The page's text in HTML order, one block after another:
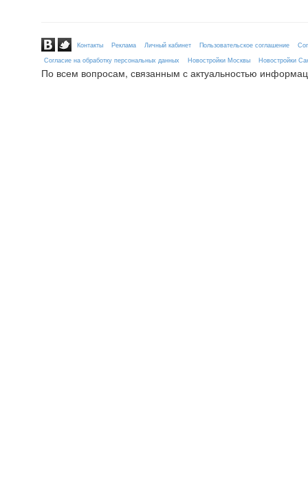
Контакты Реклама Личный кабинет Пользовательское соглашение
Согласие на обработку персональных данных
Новостройки Москвы Новостройки
По всем вопросам, связанным с актуальностью